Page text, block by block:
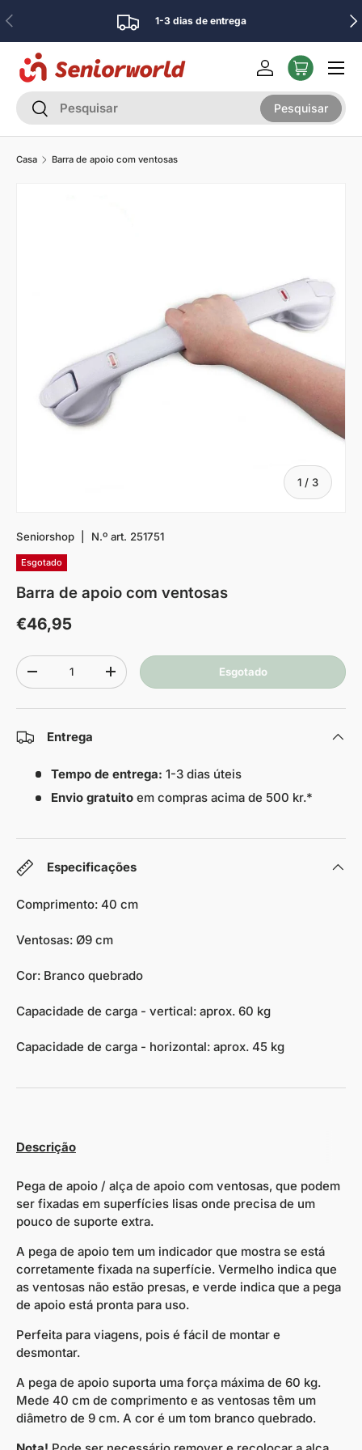
Ir para o conteúdo
Anterior 1-3 dias de entrega
Pesquisar
Pesquisar Pesquisar
Iniciar sessão
Casa Barra de apoio com ventosas
1 / De
3
Seniorshop N.º art. 251751
Esgotado
Barra de apoio com ventosas
€46,95
Quantidade
-
+ Esgotado
Entrega
Tempo de entrega: 1-3 dias úteis
Envio gratuitoem compras acima de 500 kr.*
Especificações
Comprimento: 40 cm
Ventosas: Ø9 cm
Cor: Branco quebrado
Capacidade de carga - vertical: aprox. 60 kg
Capacidade de carga - horizontal: aprox. 45 kg
Descrição
Pega de apoio / alça de apoio com ventosas, que podem
ser fixadas em superfícies lisas onde precisa de um
pouco de suporte extra.
A pega de apoio tem um indicador que mostra se está
corretamente fixada na superfície. Vermelho indica que
as ventosas não estão presas, e verde indica que a pega
de apoio está pronta para uso.
Perfeita para viagens, pois é fácil de montar e
desmontar.
A pega de apoio suporta uma força máxima de 60 kg.
Mede 40 cm de comprimento e as ventosas têm um
diâmetro de 9 cm. A cor é um tom branco quebrado.